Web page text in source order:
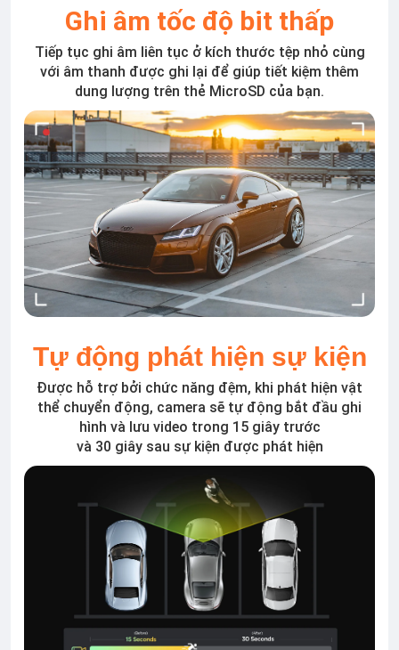
Ghi âm tốc độ bit thấp
Tiếp tục ghi âm liên tục ở kích thước tệp nhỏ cùng
với âm thanh được ghi lại để giúp tiết kiệm thêm
dung lượng trên thẻ MicroSD của bạn.
Tự động phát hiện sự kiện
Được hỗ trợ bởi chức năng đệm, khi phát hiện vật
thể chuyển động, camera sẽ tự động bắt đầu ghi
hình và lưu video trong 15 giây trước
và 30 giây sau sự kiện được phát hiện